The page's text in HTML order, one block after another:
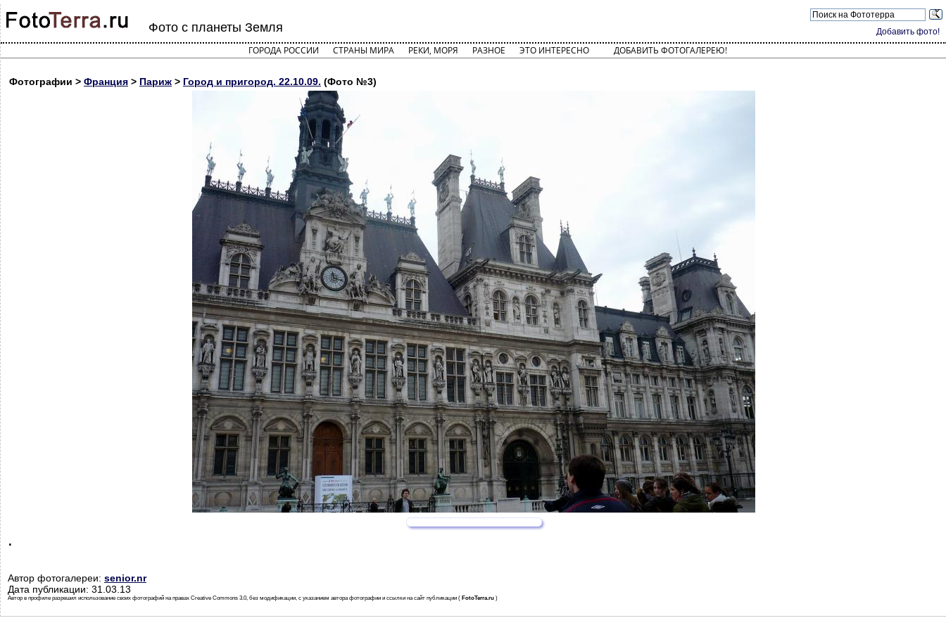
Добавить фото!
Фото с планеты Земля
ГОРОДА РОССИИ СТРАНЫ МИРА РЕКИ, МОРЯ РАЗНОЕ ЭТО ИНТЕРЕСНО ДОБАВИТЬ ФОТОГАЛЕРЕЮ!
Фотографии > Франция > Париж > Город и пригород. 22.10.09. (Фото №3)
.
Автор фотогалереи: senior.nr
Дата публикации: 31.03.13
Автор в профиле разрешил использование своих фотографий на правах Creative Commons 3.0, без модификации, с указанием автора фотографии и ссылки на сайт публикации ( FotoTerra.ru )